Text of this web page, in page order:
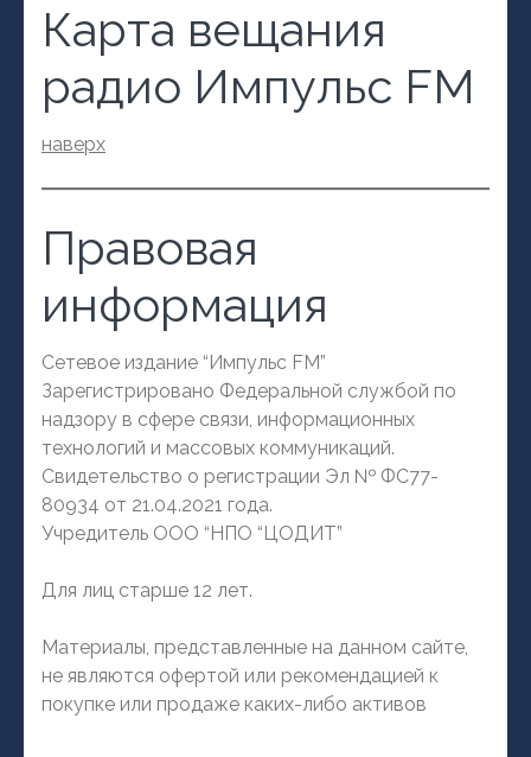
Карта вещания
радио Импульс FM
наверх
Правовая
информация
Сетевое издание “Импульс FM”
Зарегистрировано Федеральной службой по
надзору в сфере связи, информационных
технологий и массовых коммуникаций.
Свидетельство о регистрации Эл № ФС77-
80934 от 21.04.2021 года.
Учредитель ООО “НПО “ЦОДИТ”
Для лиц старше 12 лет.
Материалы, представленные на данном сайте,
не являются офертой или рекомендацией к
покупке или продаже каких-либо активов